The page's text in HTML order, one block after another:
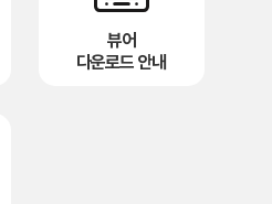
뷰어
다운로드 안내